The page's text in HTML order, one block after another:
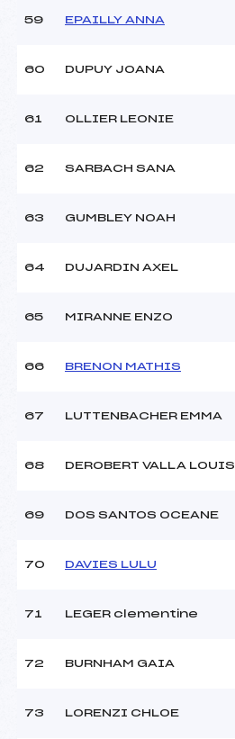
59 EPAILLY ANNA
60 DUPUY JOANA
61 OLLIER LEONIE
62 SARBACH SANA
63 GUMBLEY NOAH
64 DUJARDIN AXEL
65 MIRANNE ENZO
66 BRENON MATHIS
67 LUTTENBACHER EMMA
68 DEROBERT VALLA LOUIS
69 DOS SANTOS OCEANE
70 DAVIES LULU
71 LEGER clementine
72 BURNHAM GAIA
73 LORENZI CHLOE